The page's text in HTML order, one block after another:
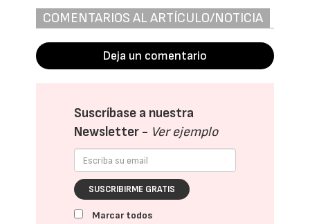
COMENTARIOS AL ARTÍCULO/NOTICIA
Deja un comentario
Suscríbase a nuestra
Newsletter - Ver ejemplo
SUSCRIBIRME GRATIS
Marcar todos